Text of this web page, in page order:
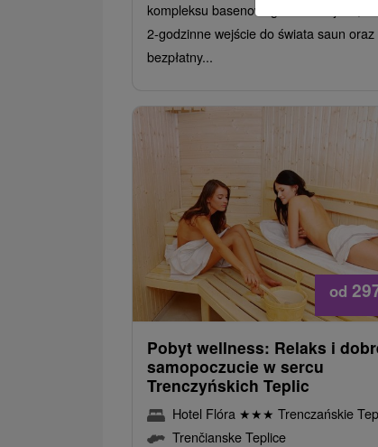
kompleksu basenowego z atrakcjami,
2-godzinne wejście do świata saun oraz
bezpłatny...
od
Pobyt wellness: Relaks i
samopoczucie w sercu
Trenczyńskich Teplic
Hotel Flóra ★★★ Trenczańskie
Trenčianske Teplice